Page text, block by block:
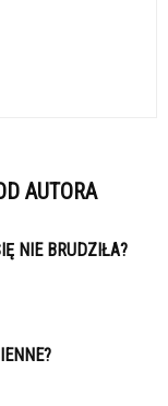
AUTORA
NIE BRUDZIŁA?